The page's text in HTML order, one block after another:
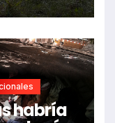
habría